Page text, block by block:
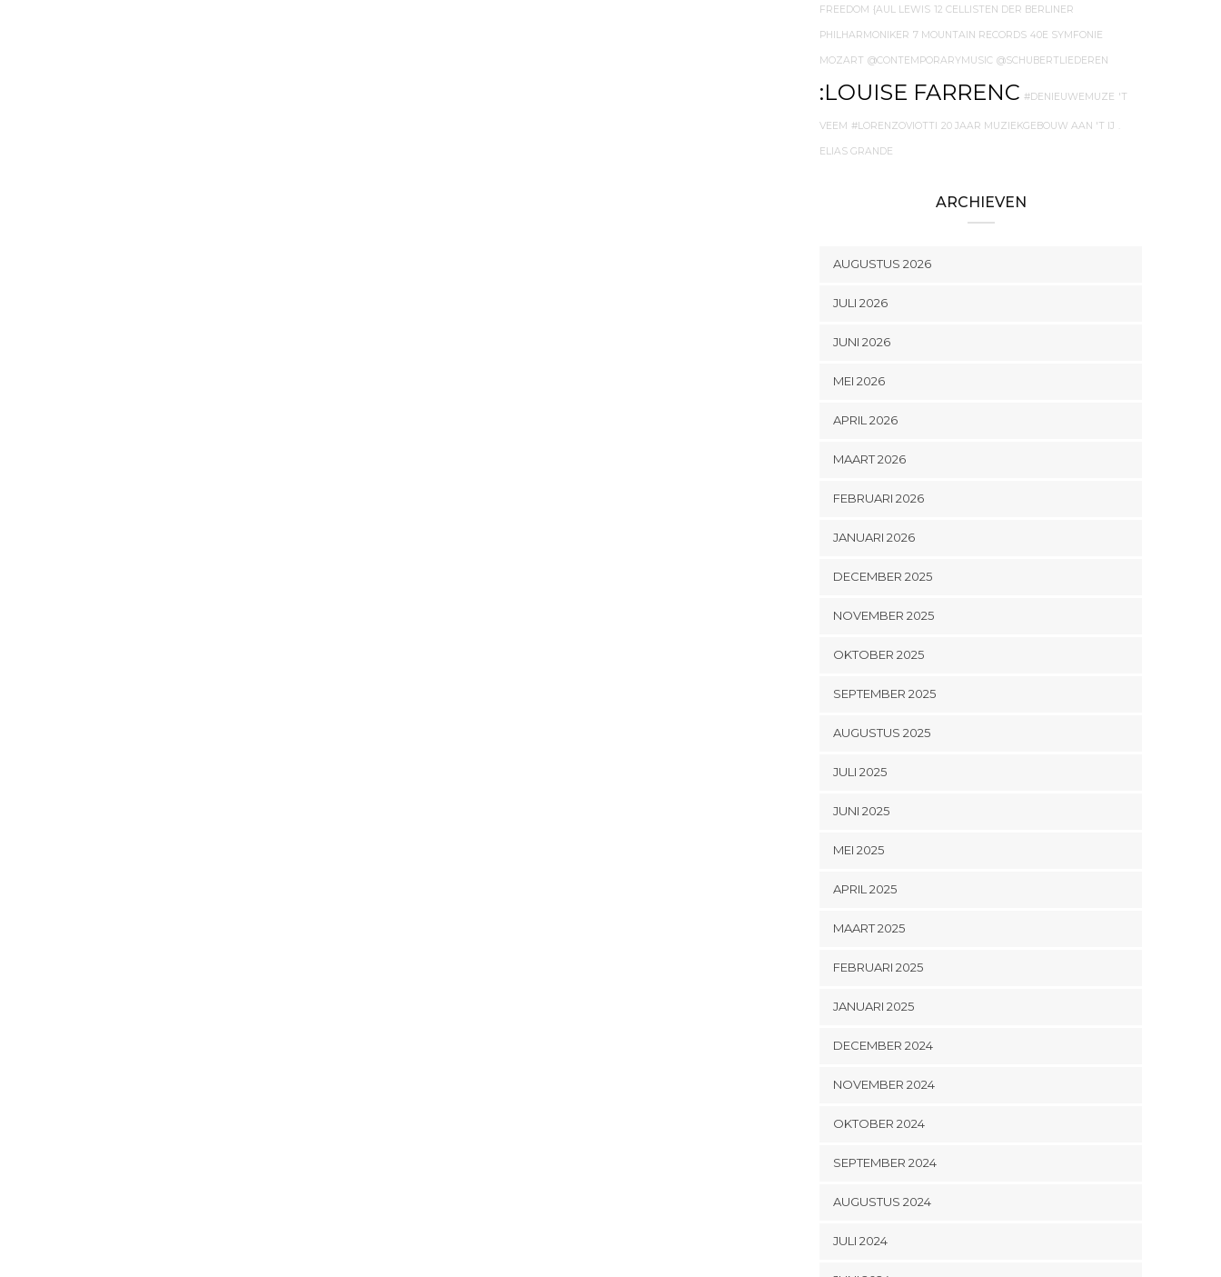
FREEDOM {AUL LEWIS 12 CELLISTEN DER BERLINER
PHILHARMONIKER 7 MOUNTAIN RECORDS 40E SYMFONIE
MOZART @CONTEMPORARYMUSIC @SCHUBERTLIEDEREN
:LOUISE FARRENC #DENIEUWEMUZE 'T
VEEM #LORENZOVIOTTI 20 JAAR MUZIEKGEBOUW AAN 'T IJ
ELIAS GRANDE
ARCHIEVEN
AUGUSTUS 2026
JULI 2026
JUNI 2026
MEI 2026
APRIL 2026
MAART 2026
FEBRUARI 2026
JANUARI 2026
DECEMBER 2025
NOVEMBER 2025
OKTOBER 2025
SEPTEMBER 2025
AUGUSTUS 2025
JULI 2025
JUNI 2025
MEI 2025
APRIL 2025
MAART 2025
FEBRUARI 2025
JANUARI 2025
DECEMBER 2024
NOVEMBER 2024
OKTOBER 2024
SEPTEMBER 2024
AUGUSTUS 2024
JULI 2024